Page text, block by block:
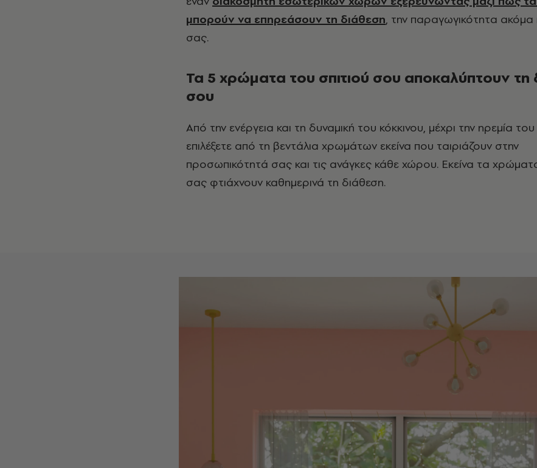
μπορούν να επηρεάσουν τη διάθεση, την παραγωγικότητα ακόμα
σας.
Τα 5 χρώματα του σπιτιού σου αποκαλύπτουν τη
σου
Από την ενέργεια και τη δυναμική του κόκκινου, μέχρι την ηρεμία
επιλέξετε από τη βεντάλια χρωμάτων εκείνα που ταιριάζουν στην
προσωπικότητά σας και τις ανάγκες κάθε χώρου. Εκείνα τα
σας φτιάχνουν καθημερινά τη διάθεση.